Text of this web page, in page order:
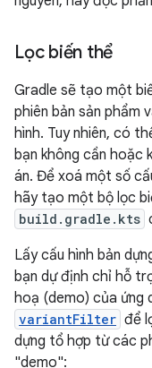
Lọc biến thể
Gradle sẽ tạo một
phiên bản sản phẩm
hình. Tuy nhiên, có
bạn không cần hoặc
án. Để xoá một số
hãy tạo một bộ lọc
build.gradle.kts
Lấy cấu hình bản
bạn dự định chỉ hỗ
hoạ (demo) của ứng
variantFilter để
dựng tổ hợp từ các
"demo":